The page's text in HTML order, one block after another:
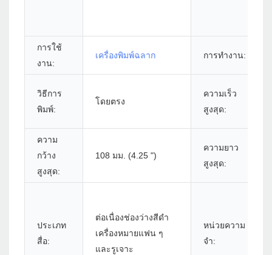
การใช้
งาน:
เครื่องพิมพ์ฉลาก การทำงาน:
วิธีการ
พิมพ์:
โดยตรง
ความเร็ว
สูงสุด:
ความ
กว้าง
สูงสุด:
108 มม. (4.25 ")
ความยาว
สูงสุด:
ประเภท
สื่อ:
ต่อเนื่องช่องว่างสีดำ
เครื่องหมายแฟน ๆ
และรูเจาะ
หน่วยความ
จำ: